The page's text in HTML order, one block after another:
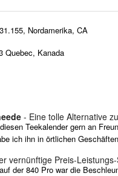
Nordamerika, CA
Quebec, Kanada
- Eine tolle Alternative
Teekalender gern an
ich ihn in örtlichen
vernünftige Preis-
der 840 Pro war die